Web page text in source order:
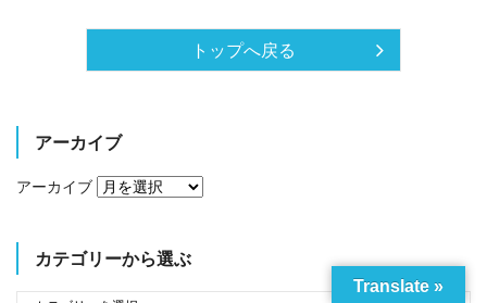
トップへ戻る
アーカイブ
アーカイブ
カテゴリーから選ぶ
Translate »